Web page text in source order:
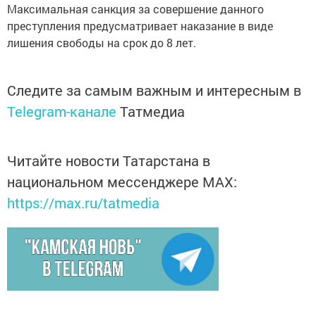
Максимальная санкция за совершение данного
преступления предусматривает наказание в виде
лишения свободы на срок до 8 лет.
Следите за самым важным и интересным в
Telegram-канале Татмедиа
Читайте новости Татарстана в
национальном мессенджере MАХ:
https://max.ru/tatmedia